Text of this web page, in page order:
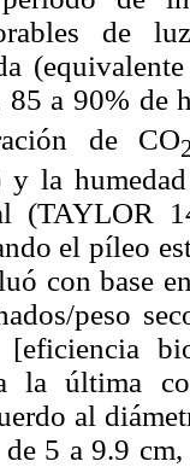
de
a 90% de
de CO
la
(TAYLOR
el píleo
con base
peso
la última
al
5 a 9.9